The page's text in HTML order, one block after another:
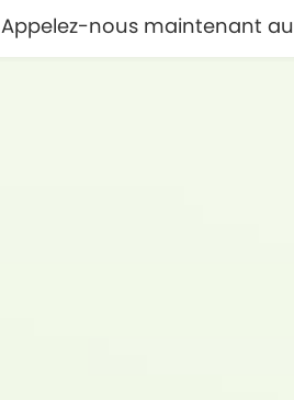
Appelez-nous maintenant au